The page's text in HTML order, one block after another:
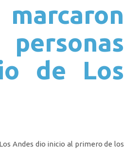
de Los
Andes dio inicio al primero de los